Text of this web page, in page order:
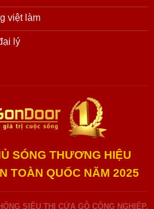
việt làm
lý
SÓNG THƯƠNG HIỆU
TOÀN QUỐC NĂM 2025
SIÊU THỊ CỬA GỖ CÔNG NGHIỆP,